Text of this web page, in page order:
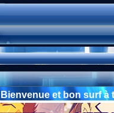
Bienvenue et bon surf à